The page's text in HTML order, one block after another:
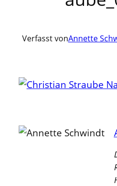
Verfasst vonAnnette